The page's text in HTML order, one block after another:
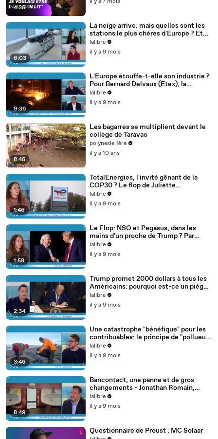
4:35
6:03
La neige arrive: mais quelles sont les
stations le plus chères d'Europe ? Et
les moins chères ? La sélection de
Thibaut
lalibre
il y a 9 mois
9:36
L'Europe étouffe-t-elle son industrie ?
Pour Bernard Delvaux (Etex), la
situation est critique - Les Pros de
l'Eco
lalibre
il y a 9 mois
8:45
Les bagarres se multiplient devant le
collège de Taravao
polynesie 1ère
il y a 10 ans
1:46
TotalEnergies, l'invité gênant de la
COP30 ? Le flop de Juliette
Vandestraete
lalibre
il y a 9 mois
1:58
Le Flop: NSO et Pegasus, dans les
mains d'un proche de Trump ? Par
Juliette Vandestraete
lalibre
il y a 9 mois
2:34
Trump promet 2000 dollars à tous les
Américains: pourquoi est-ce un piège ?
Le visage d'Antonin Marsac pour Les
Pros...
lalibre
il y a 9 mois
3:46
Une catastrophe "bénéfique" pour les
contribuables: le principe de "pollueur
payeur". Le Top de Robin Gille
lalibre
il y a 9 mois
8:49
Bancontact, une panne et de gros
changements - Jonathan Romain,
l'Invité des Pros de l'Eco, par Antonin
Marsac
lalibre
il y a 9 mois
Questionnaire de Proust : MC Solaar